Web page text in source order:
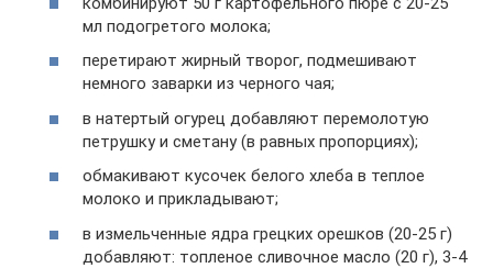
мл подогретого молока;
перетирают жирный творог, подмешивают
немного заварки из черного чая;
в натертый огурец добавляют перемолотую
петрушку и сметану (в равных пропорциях);
обмакивают кусочек белого хлеба в теплое
молоко и прикладывают;
в измельченные ядра грецких орешков (20-25 г)
добавляют: топленое сливочное масло (20 г), 3-4